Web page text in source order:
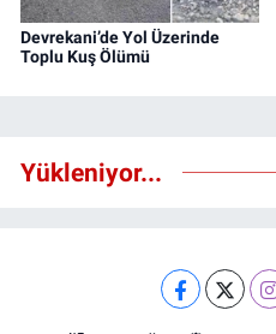
Devrekani’de Yol Üzerinde
Toplu Kuş Ölümü
Yükleniyor...